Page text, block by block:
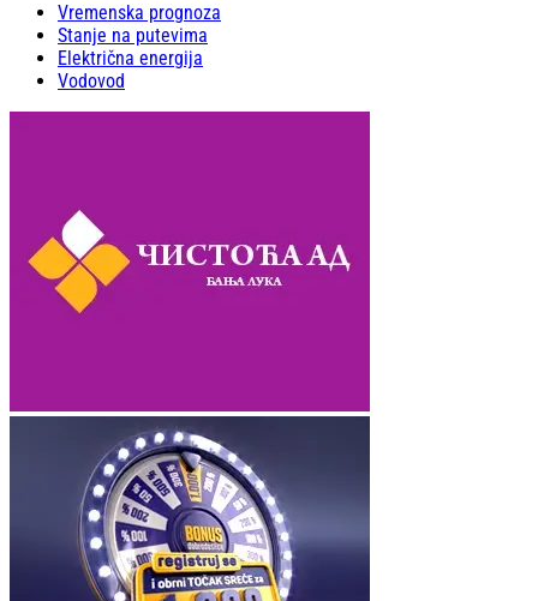
Vremenska prognoza
Stanje na putevima
Električna energija
Vodovod